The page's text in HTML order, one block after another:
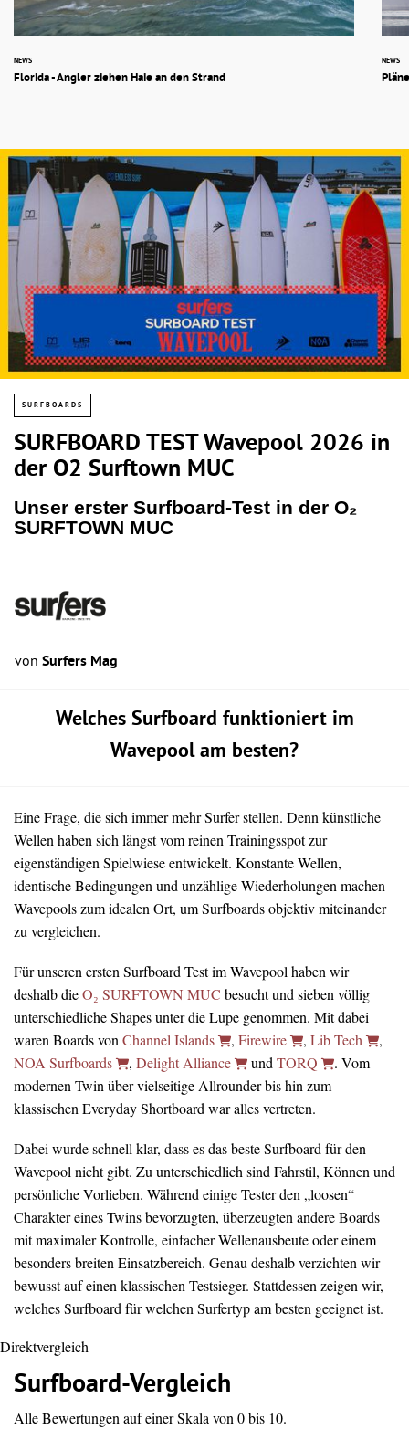
NEWS
Florida - Angler ziehen Haie an den Strand
NEWS
SURFBOARDS
SURFBOARD TEST Wavepool 2026 in
der O2 Surftown MUC
Unser erster Surfboard-Test in der O₂
SURFTOWN MUC
von Surfers Mag
Welches Surfboard funktioniert im
Wavepool am besten?
Eine Frage, die sich immer mehr Surfer stellen. Denn künstliche
Wellen haben sich längst vom reinen Trainingsspot zur
eigenständigen Spielwiese entwickelt. Konstante Wellen,
identische Bedingungen und unzählige Wiederholungen machen
Wavepools zum idealen Ort, um Surfboards objektiv miteinander
zu vergleichen.
Für unseren ersten Surfboard Test im Wavepool haben wir
deshalb dieO₂ SURFTOWN MUC besucht und sieben völlig
unterschiedliche Shapes unter die Lupe genommen. Mit dabei
waren Boards von Channel Islands , Firewire , Lib Tech
,
NOA Surfboards
, Delight Alliance und TORQ
. Vom
modernen Twin über vielseitige Allrounder bis hin zum
klassischen Everyday Shortboard war alles vertreten.
Dabei wurde schnell klar, dass es das beste Surfboard für den
Wavepool nicht gibt. Zu unterschiedlich sind Fahrstil, Können und
persönliche Vorlieben. Während einige Tester den „loosen“
Charakter eines Twins bevorzugten, überzeugten andere Boards
mit maximaler Kontrolle, einfacher Wellenausbeute oder einem
besonders breiten Einsatzbereich. Genau deshalb verzichten wir
bewusst auf einen klassischen Testsieger. Stattdessen zeigen wir,
welches Surfboard für welchen Surfertyp am besten geeignet ist.
Direktvergleich
Surfboard-Vergleich
Alle Bewertungen auf einer Skala von 0 bis 10.